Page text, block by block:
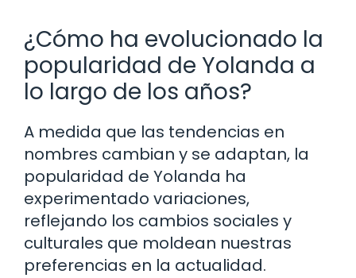
¿Cómo ha evolucionado la
popularidad de Yolanda a
lo largo de los años?
A medida que las tendencias en
nombres cambian y se adaptan, la
popularidad de Yolanda ha
experimentado variaciones,
reflejando los cambios sociales y
culturales que moldean nuestras
preferencias en la actualidad.